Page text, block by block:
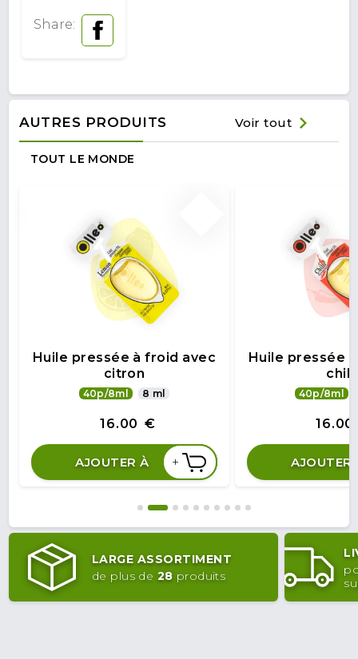
Share:
AUTRES PRODUITS Voir tout
TOUT LE MONDE
Huile pressée à froid avec
citron
40p/8ml 8 ml
16.00 €
AJOUTER À +
Huile pressée
chili
40p/8ml
16.00
AJOUTER
LARGE ASSORTIMENT
de plus de 28 produits